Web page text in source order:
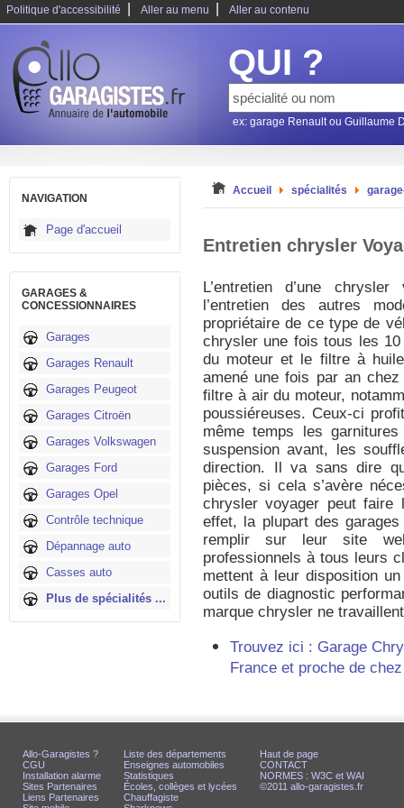
Politique d'accessibilité Aller au menu Aller au contenu
QUI ?
ex: garage Renault ou Guillaume
NAVIGATION
Page d'accueil
GARAGES &
CONCESSIONNAIRES
Garages
Garages Renault
Garages Peugeot
Garages Citroën
Garages Volkswagen
Garages Ford
Garages Opel
Contrôle technique
Dépannage auto
Casses auto
Plus de spécialités ...
Accueil spécialités
Entretien chrysler
L’entretien d’une
l’entretien des autres
propriétaire de ce type de
chrysler une fois tous les
du moteur et le filtre à
amené une fois par an
filtre à air du moteur,
poussiéreuses. Ceux-ci
même temps les
suspension avant, les
direction. Il va sans dire
pièces, si cela s’avère
chrysler voyager peut faire
effet, la plupart des
remplir sur leur site
professionnels à tous leurs
mettent à leur disposition
outils de diagnostic
marque chrysler ne
Trouvez ici : Garage
France et proche de
Allo-Garagistes ?
CGU
Installation alarme
Sites Partenaires
Liens Partenaires
Liste des départements
Enseignes automobiles
Statistiques
Écoles, collèges et lycées
Chauffagiste
Haut de page
CONTACT
NORMES : W3C et WAI
©2011 allo-garagistes.fr